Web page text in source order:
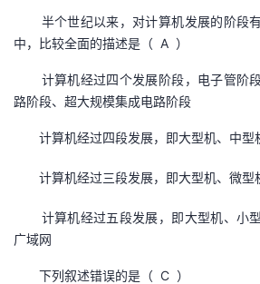
半个世纪以来，对计算机发展的阶段
中，比较全面的描述是（ A ）
计算机经过四个发展阶段，电子管阶
路阶段、超大规模集成电路阶段
计算机经过四段发展，即大型机、中型
计算机经过三段发展，即大型机、微型
计算机经过五段发展，即大型机、小型
广域网
下列叙述错误的是（ C ）